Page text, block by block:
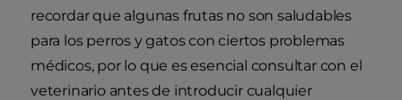
recordar que algunas frutas no son saludables
para los perros y gatos con ciertos problemas
médicos, por lo que es esencial consultar con el
veterinario antes de introducir cualquier